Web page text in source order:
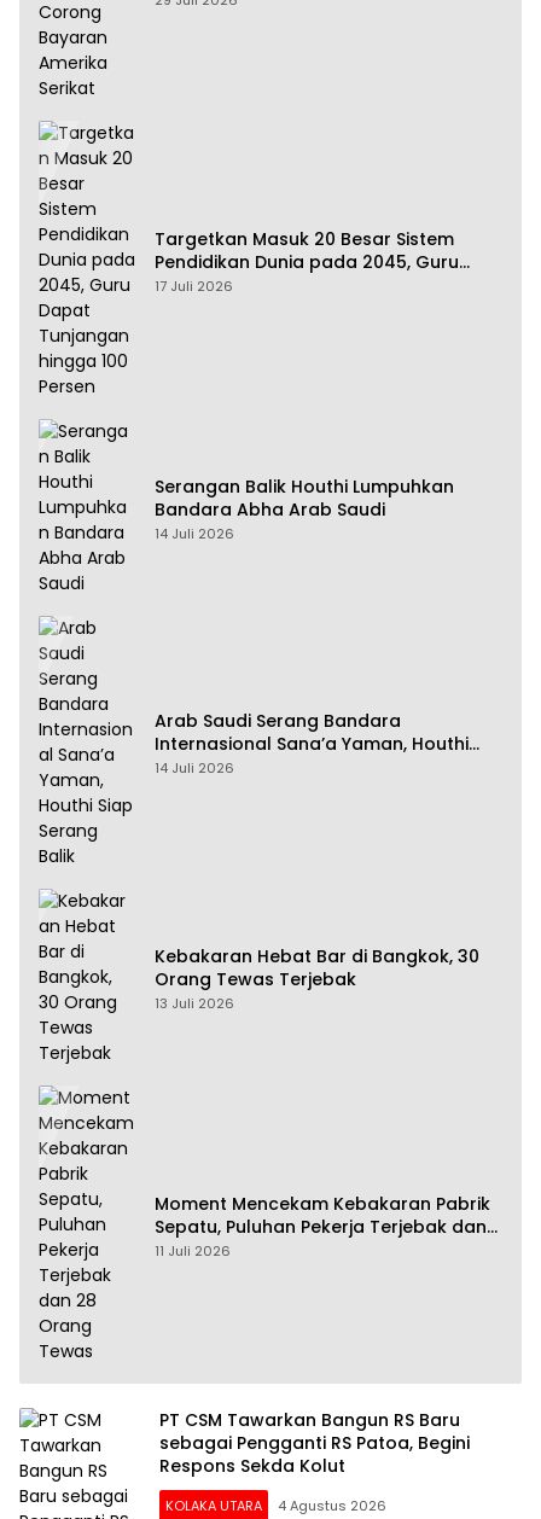
Targetkan Masuk 20 Besar Sistem
Pendidikan Dunia pada 2045, Guru
Dapat Tunjangan hingga 100 Persen
17 Juli 2026
Serangan Balik Houthi Lumpuhkan
Bandara Abha Arab Saudi
14 Juli 2026
Arab Saudi Serang Bandara
Internasional Sana’a Yaman, Houthi
Siap Serang Balik
14 Juli 2026
Kebakaran Hebat Bar di Bangkok, 30
Orang Tewas Terjebak
13 Juli 2026
Moment Mencekam Kebakaran Pabrik
Sepatu, Puluhan Pekerja Terjebak dan
28 Orang Tewas
11 Juli 2026
PT CSM Tawarkan Bangun RS Baru
sebagai Pengganti RS Patoa, Begini
Respons Sekda Kolut
KOLAKA UTARA 4 Agustus 2026